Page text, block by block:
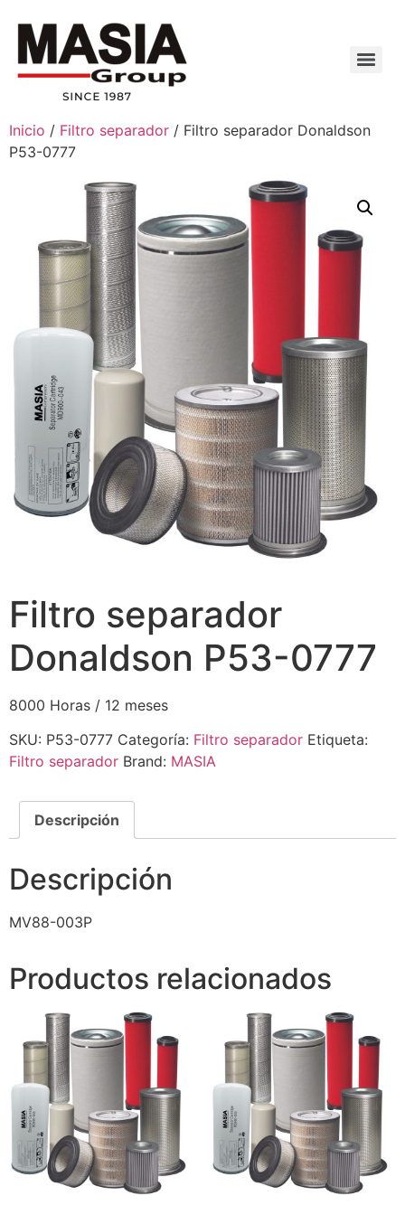
Inicio / Filtro separador / Filtro separador Donaldson
P53-0777
Filtro separador
Donaldson P53-0777
8000 Horas / 12 meses
SKU: P53-0777 Categoría: Filtro separador Etiqueta:
Filtro separador Brand: MASIA
Descripción
Descripción
MV88-003P
Productos relacionados